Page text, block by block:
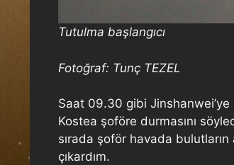
Tutulma başlangıcı
Fotoğraf: Tunç TEZEL
Saat 09.30 gibi Jinshanwei’ye
Kostea şoföre durmasını
sırada şoför havada
çıkardım.